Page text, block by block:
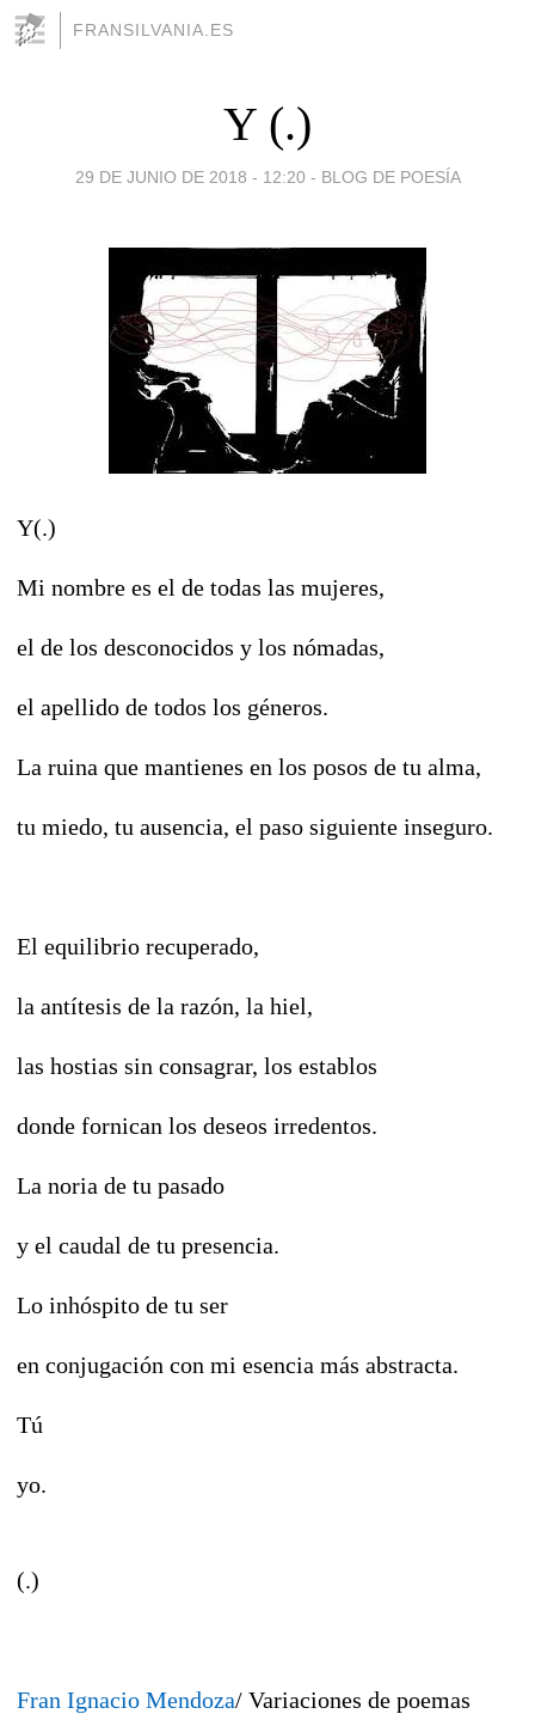
FRANSILVANIA.ES
Y (.)
29 DE JUNIO DE 2018 - 12:20 - BLOG DE POESÍA
Y(.)
Mi nombre es el de todas las mujeres,
el de los desconocidos y los nómadas,
el apellido de todos los géneros.
La ruina que mantienes en los posos de tu alma,
tu miedo, tu ausencia, el paso siguiente inseguro.
El equilibrio recuperado,
la antítesis de la razón, la hiel,
las hostias sin consagrar, los establos
donde fornican los deseos irredentos.
La noria de tu pasado
y el caudal de tu presencia.
Lo inhóspito de tu ser
en conjugación con mi esencia más abstracta.
Tú
yo.
(.)
Fran Ignacio Mendoza/ Variaciones de poemas